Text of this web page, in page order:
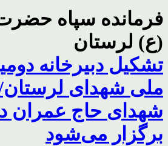
فرمانده سپاه
(ع) لرستان
تشکیل دبیرخانه
ملی شهدای لرستان/
شهدای حاج عمران
برگزار می‌شود